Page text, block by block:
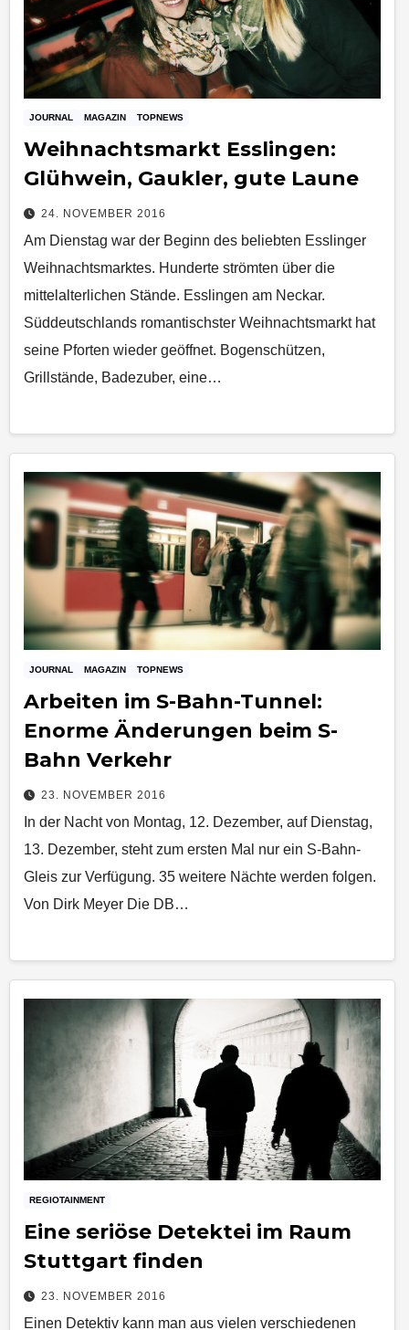
JOURNAL MAGAZIN TOPNEWS
Weihnachtsmarkt Esslingen:
Glühwein, Gaukler, gute Laune
24. NOVEMBER 2016
Am Dienstag war der Beginn des beliebten Esslinger
Weihnachtsmarktes. Hunderte strömten über die
mittelalterlichen Stände. Esslingen am Neckar.
Süddeutschlands romantischster Weihnachtsmarkt hat
seine Pforten wieder geöffnet. Bogenschützen,
Grillstände, Badezuber, eine…
JOURNAL MAGAZIN TOPNEWS
Arbeiten im S-Bahn-Tunnel:
Enorme Änderungen beim S-
Bahn Verkehr
23. NOVEMBER 2016
In der Nacht von Montag, 12. Dezember, auf Dienstag,
13. Dezember, steht zum ersten Mal nur ein S-Bahn-
Gleis zur Verfügung. 35 weitere Nächte werden folgen.
Von Dirk Meyer Die DB…
REGIOTAINMENT
Eine seriöse Detektei im Raum
Stuttgart finden
23. NOVEMBER 2016
Einen Detektiv kann man aus vielen verschiedenen